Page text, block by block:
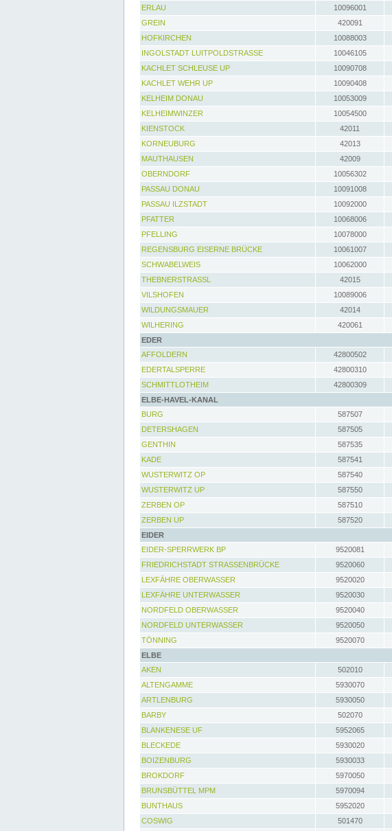
ERLAU
10096001
GREIN
420091
HOFKIRCHEN
10088003
INGOLSTADT LUITPOLDSTRASSE
10046105
KACHLET SCHLEUSE UP
10090708
KACHLET WEHR UP
10090408
KELHEIM DONAU
10053009
KELHEIMWINZER
10054500
KIENSTOCK
42011
KORNEUBURG
42013
MAUTHAUSEN
42009
OBERNDORF
10056302
PASSAU DONAU
10091008
PASSAU ILZSTADT
10092000
PFATTER
10068006
PFELLING
10078000
REGENSBURG EISERNE BRÜCKE
10061007
SCHWABELWEIS
10062000
THEBNERSTRASSL
42015
VILSHOFEN
10089006
WILDUNGSMAUER
42014
WILHERING
420061
EDER
AFFOLDERN
42800502
EDERTALSPERRE
42800310
SCHMITTLOTHEIM
42800309
ELBE-HAVEL-KANAL
BURG
587507
DETERSHAGEN
587505
GENTHIN
587535
KADE
587541
WUSTERWITZ OP
587540
WUSTERWITZ UP
587550
ZERBEN OP
587510
ZERBEN UP
587520
EIDER
EIDER-SPERRWERK BP
9520081
FRIEDRICHSTADT STRASSENBRÜCKE
9520060
LEXFÄHRE OBERWASSER
9520020
LEXFÄHRE UNTERWASSER
9520030
NORDFELD OBERWASSER
9520040
NORDFELD UNTERWASSER
9520050
TÖNNING
9520070
ELBE
AKEN
502010
ALTENGAMME
5930070
ARTLENBURG
5930050
BARBY
502070
BLANKENESE UF
5952065
BLECKEDE
5930020
BOIZENBURG
5930033
BROKDORF
5970050
BRUNSBÜTTEL MPM
5970094
BUNTHAUS
5952020
COSWIG
501470